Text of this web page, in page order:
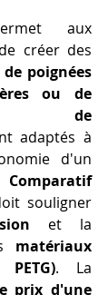
aux
poignées
ou de
de
adaptés à
d'un
Comparatif
souligner
et la
matériaux
. La
prix d'une